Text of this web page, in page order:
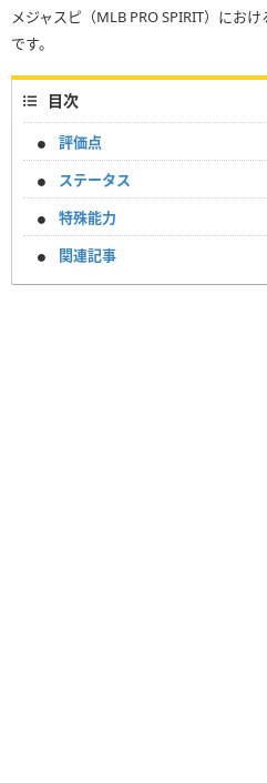
メジャスピ（MLB PRO SPIRIT）にお
です。
目次
評価点
ステータス
特殊能力
関連記事